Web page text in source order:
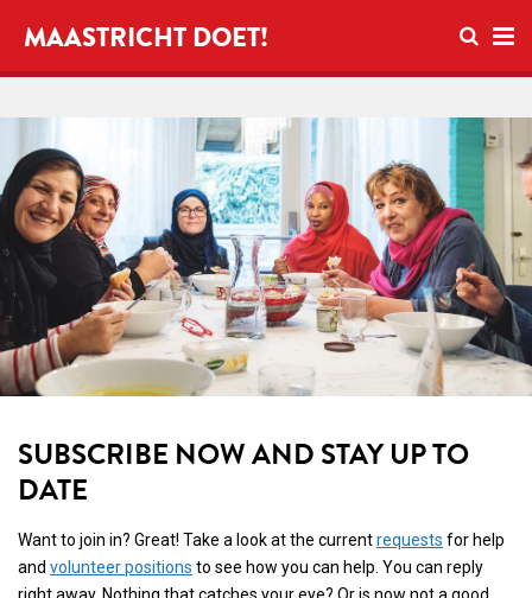
Open
MAASTRICHT DOET!
SUBSCRIBE NOW AND STAY UP TO
DATE
Want to join in? Great! Take a look at the currentrequests for help
and volunteer positions to see how you can help. You can reply